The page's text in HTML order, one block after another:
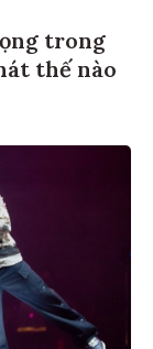
trong
thế nào